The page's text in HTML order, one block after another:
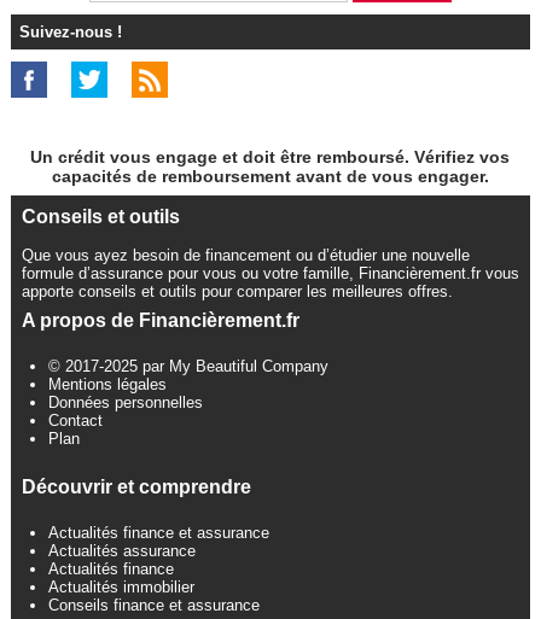
Suivez-nous !
Un crédit vous engage et doit être remboursé. Vérifiez vos
capacités de remboursement avant de vous engager.
Conseils et outils
Que vous ayez besoin de financement ou d’étudier une nouvelle
formule d’assurance pour vous ou votre famille, Financièrement.fr vous
apporte conseils et outils pour comparer les meilleures offres.
A propos de Financièrement.fr
© 2017-2025 par My Beautiful Company
Mentions légales
Données personnelles
Contact
Plan
Découvrir et comprendre
Actualités finance et assurance
Actualités assurance
Actualités finance
Actualités immobilier
Conseils finance et assurance